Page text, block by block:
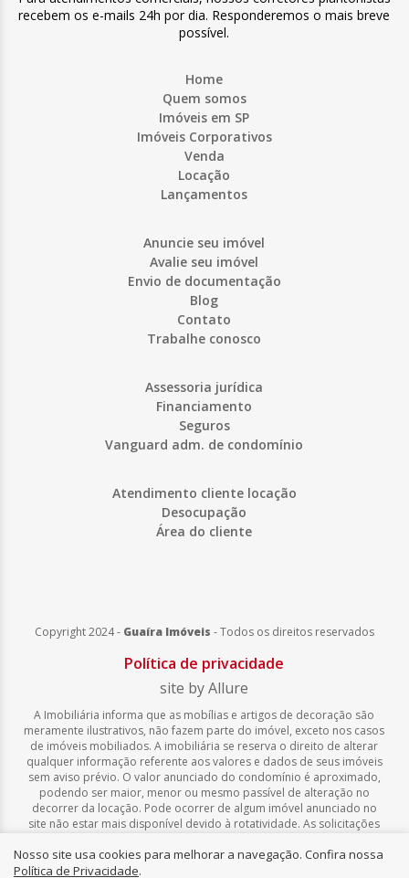
recebem os e-mails 24h por dia. Responderemos o mais breve
possível.
Home
Quem somos
Imóveis em SP
Imóveis Corporativos
Venda
Locação
Lançamentos
Anuncie seu imóvel
Avalie seu imóvel
Envio de documentação
Blog
Contato
Trabalhe conosco
Assessoria jurídica
Financiamento
Seguros
Vanguard adm. de condomínio
Atendimento cliente locação
Desocupação
Área do cliente
Copyright 2024 - Guaíra Imóveis -Todos os direitos reservados
Política de privacidade
site by Allure
A Imobiliária informa que as mobílias e artigos de decoração são
meramente ilustrativos, não fazem parte do imóvel, exceto nos casos
de imóveis mobiliados. A imobiliária se reserva o direito de alterar
qualquer informação referente aos valores e dados de seus imóveis
sem aviso prévio. O valor anunciado do condomínio é aproximado,
podendo ser maior, menor ou mesmo passível de alteração no
decorrer da locação. Pode ocorrer de algum imóvel anunciado no
site não estar mais disponível devido à rotatividade. As solicitações
de quaisquer imóveis.
Nosso site usa cookies para melhorar a navegação. Confira nossa
Política de Privacidade.